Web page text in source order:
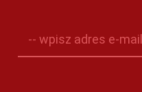
-- wpisz adres e-